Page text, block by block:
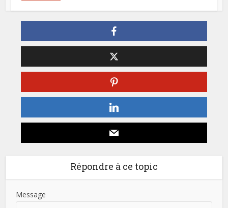
Répondre à ce topic
Message